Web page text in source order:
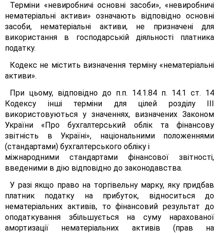
Терміни «невиробничі основні засоби», «невиробничі
нематеріальні активи» означають відповідно основні
засоби, нематеріальні активи, не призначені для
використання в господарській діяльності платника
податку.
Кодекс не містить визначення терміну «нематеріальні
активи».
При цьому, відповідно до п.п. 14.1.84 п. 14.1 ст. 14
Кодексу інші терміни для цілей розділу III
використовуються у значеннях, визначених Законом
України «Про бухгалтерський облік та фінансову
звітність в Україні», національними положеннями
(стандартами) бухгалтерського обліку і
міжнародними стандартами фінансової звітності,
введеними в дію відповідно до законодавства.
У разі якщо право на торгівельну марку, яку придбав
платник податку на прибуток, відноситься до
нематеріальних активів, то фінансовий результат до
оподаткування збільшується на суму нарахованої
амортизації нематеріальних активів (прав на